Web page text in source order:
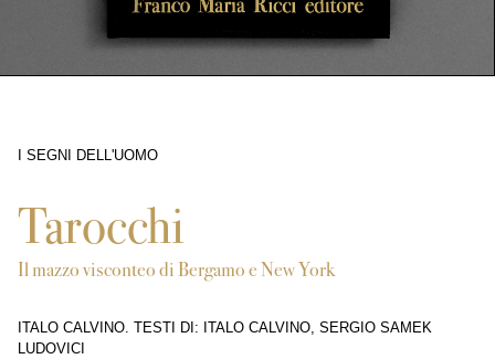
I SEGNI DELL'UOMO
Tarocchi
Il mazzo visconteo di Bergamo e New York
ITALO CALVINO. TESTI DI: ITALO CALVINO, SERGIO SAMEK
LUDOVICI